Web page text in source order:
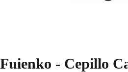
Fuienko - Cepillo